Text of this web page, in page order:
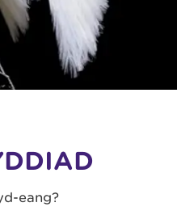
eang?